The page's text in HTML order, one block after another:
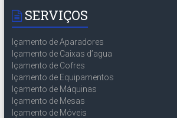
SERVIÇOS
Içamento de Aparadores
Içamento de Caixas d’agua
Içamento de Cofres
Içamento de Equipamentos
Içamento de Máquinas
Içamento de Mesas
Içamento de Móveis